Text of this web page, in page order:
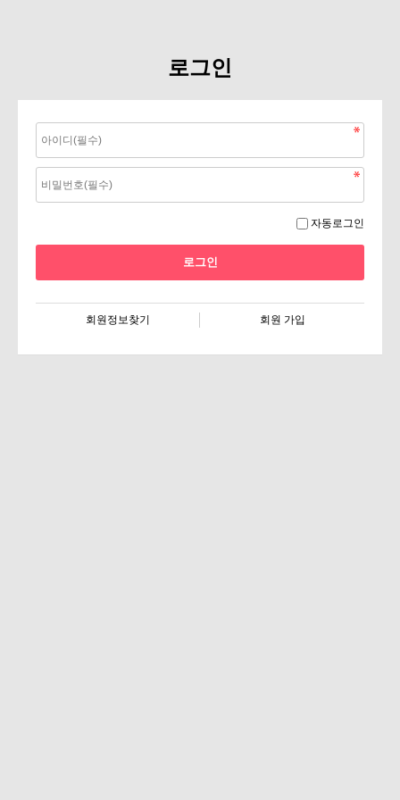
로그인
자동로그인
회원정보찾기 회원 가입